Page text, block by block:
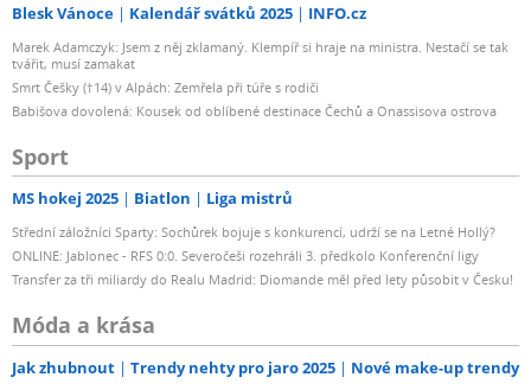
Blesk Vánoce Kalendář svátků 2025 INFO.cz
Marek Adamczyk: Jsem z něj zklamaný. Klempíř si hraje na ministra. Nestačí se tak
tvářit, musí zamakat
Smrt Češky (†14) v Alpách: Zemřela při túře s rodiči
Babišova dovolená: Kousek od oblíbené destinace Čechů a Onassisova ostrova
Sport
MS hokej 2025 Biatlon Liga mistrů
Střední záložníci Sparty: Sochůrek bojuje s konkurencí, udrží se na Letné Hollý?
ONLINE: Jablonec - RFS 0:0. Severočeši rozehráli 3. předkolo Konferenční ligy
Transfer za tři miliardy do Realu Madrid: Diomande měl před lety působit v Česku!
Móda a krása
Jak zhubnout Trendy nehty pro jaro 2025 Nové make-up trendy